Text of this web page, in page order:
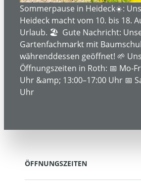
SERVICE- UND
INFORMATIONEN
RECHTLICHE INFORMATIONEN
ÖFFNUNGSZEITEN
Sommerpause in Heideck☀️:
Heideck macht vom 10. bis 18.
Urlaub. 🏖️ Gute Nachricht:
Gartenfachmarkt mit
währenddessen geöffnet! 🌱
Öffnungszeiten in Roth: 📅 Mo-
Uhr &amp; 13:00–17:00 Uhr 📅
Uhr